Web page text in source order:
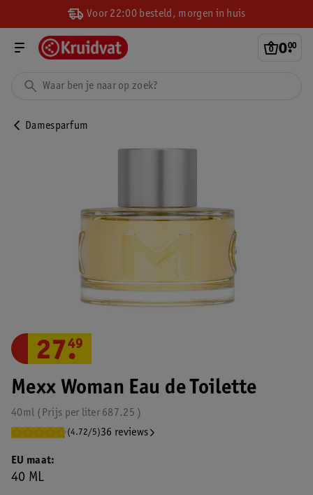
Voor 22:00 besteld, morgen in huis
0.
00
Damesparfum
Mexx Woman Eau de Toilette
40ml 687.25
Prijs per liter
(4.72/5)36 reviews
27.
49
EU maat
40 ML